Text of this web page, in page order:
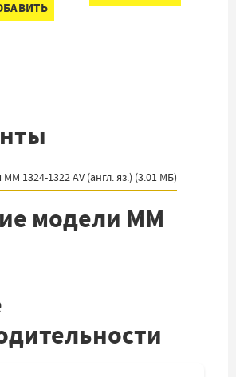
1324-1322 AV (англ. яз.) (3.01 МБ)
модели MM